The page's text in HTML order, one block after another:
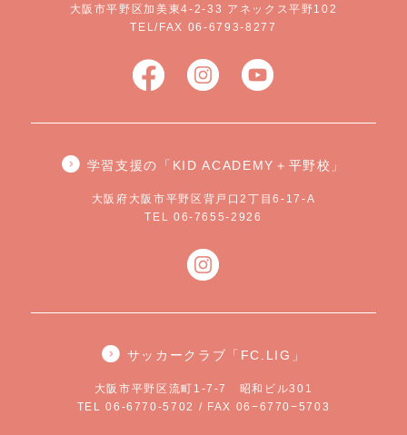
大阪市平野区加美東4-2-33 アネックス平野102
TEL/FAX 06-6793-8277
学習支援の「KID ACADEMY＋平野校」
大阪府大阪市平野区背戸口2丁目6-17-A
TEL 06-7655-2926
サッカークラブ「FC.LIG」
大阪市平野区流町1-7-7 昭和ビル301
TEL 06-6770-5702 / FAX 06−6770−5703